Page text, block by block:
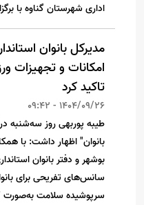
اداری شهرستان گناوه با
مدیرکل بانوان
امکانات و تجهیزات
تاکید کرد
1404/09/26 - 09:42
طیبه پوربهی روز سه‌شنبه
بانوان" اظهار داشت: با
بوشهر و دفتر بانوان
سانس‌های تفریحی برای
سرپوشیده سلامت به‌صورت